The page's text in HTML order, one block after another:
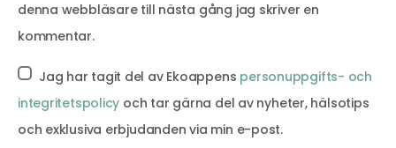
denna webbläsare till nästa gång jag skriver en
kommentar.
Jag har tagit del av Ekoappens personuppgifts- och
integritetspolicy och tar gärna del av nyheter, hälsotips
och exklusiva erbjudanden via min e-post.